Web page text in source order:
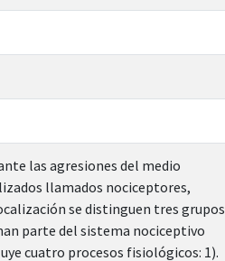
las agresiones del medio
llamados nociceptores,
se distinguen tres grupos
parte del sistema nociceptivo
cuatro procesos fisiológicos: 1).